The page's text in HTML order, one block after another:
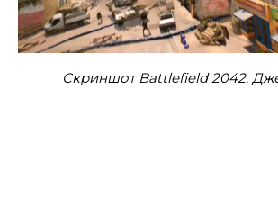
Скриншот Battlefield 2042.